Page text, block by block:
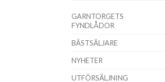
GARNTORGETS
FYNDLÅDOR
BÄSTSÄLJARE
NYHETER
UTFÖRSÄLJNING